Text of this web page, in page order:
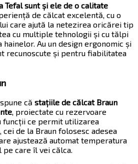
Tefal sunt și ele de o calitate
de călcat excelentă, cu o
care ajută la netezirea oricărei tip
cu multiple tehnologii și cu tălpi
Au un design ergonomic și
recunoscute și pentru fiabilitatea
că stațiile de călcat Braun
, proiectate cu rezervoare
funcții ce permit utilizarea
cei de la Braun folosesc adesea
ajustează automat temperatura
care îl vei călca.